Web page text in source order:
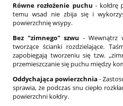
Równe rozłożenie puchu - kołdrę
temu wsad nie zbija się i
powierzchnię wsypy.
Bez "zimnego" szwu - Wewnątrz
tworzące ścianki rozdzielające.
zapobiegają tworzeniu się tzw.
przemieszczanie się puchu między
Oddychająca powierzchnia -
sprawia, że podczas snu ciepło
powierzchni kołdry.